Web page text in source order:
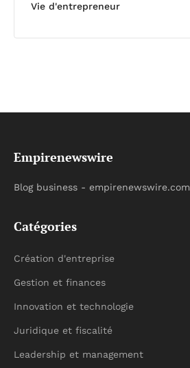
Vie d'entrepreneur
Empirenewswire
Blog business - empirenewswire.com
Catégories
Création d'entreprise
Gestion et finances
Innovation et technologie
Juridique et fiscalité
Leadership et management